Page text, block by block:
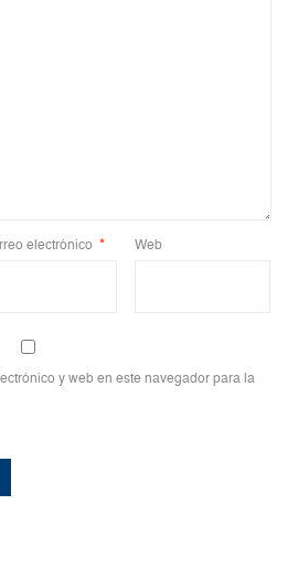
electrónico * Web
y web en este navegador para la